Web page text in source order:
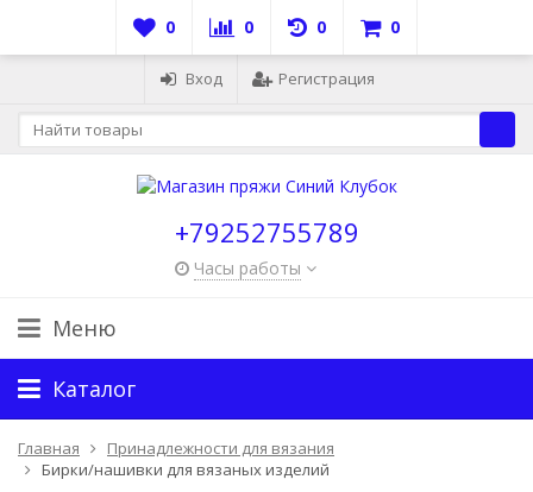
0 0 0 0
Вход Регистрация
+79252755789
Часы работы
Меню
Каталог
Главная
Принадлежности для вязания
Бирки/нашивки для вязаных изделий